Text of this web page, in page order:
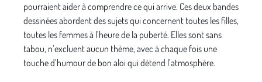
pourraient aider à comprendre ce qui arrive. Ces deux bandes
dessinées abordent des sujets qui concernent toutes les filles,
toutes les femmes à l’heure de la puberté. Elles sont sans
tabou, n’excluent aucun thème, avec à chaque fois une
touche d’humour de bon aloi qui détend l’atmosphère.